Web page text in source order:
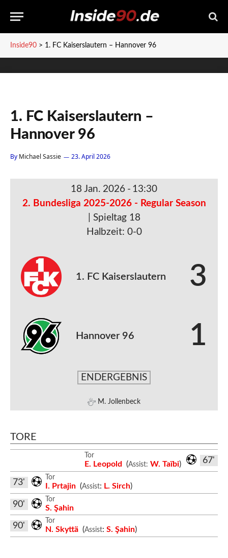
Inside90 > 1. FC Kaiserslautern – Hannover 96
1. FC Kaiserslautern –
Hannover 96
By Michael Sassie 23. April 2026
18 Jan. 2026 - 13:30
2. Bundesliga 2025-2026 - Regular Season
| Spieltag 18
Halbzeit: 0-0
1. FC Kaiserslautern 3
Hannover 96 1
ENDERGEBNIS
M. Jollenbeck
TORE
67'
Tor
E. Leopold (Assist: W. Taïbi)
Tor
I. Prtajin (Assist: L. Sirch)
73'
Tor
S. Şahin
90'
Tor
N. Skyttä (Assist: S. Şahin)
90'